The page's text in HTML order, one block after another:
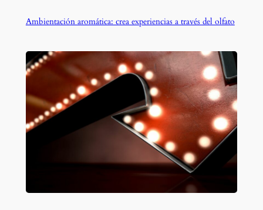
Ambientación aromática: crea experiencias a través del olfato